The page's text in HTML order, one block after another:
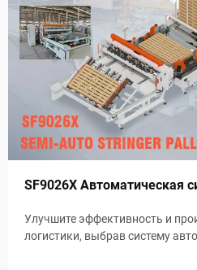
SF9026X Автоматическая
Улучшите эффективность и
логистики, выбрав систему